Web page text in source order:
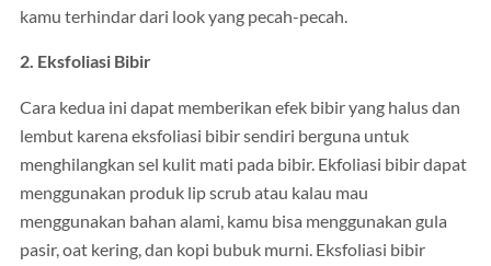
kamu terhindar dari look yang pecah-pecah.
2. Eksfoliasi Bibir
Cara kedua ini dapat memberikan efek bibir yang halus dan
lembut karena eksfoliasi bibir sendiri berguna untuk
menghilangkan sel kulit mati pada bibir. Ekfoliasi bibir dapat
menggunakan produk lip scrub atau kalau mau
menggunakan bahan alami, kamu bisa menggunakan gula
pasir, oat kering, dan kopi bubuk murni. Eksfoliasi bibir